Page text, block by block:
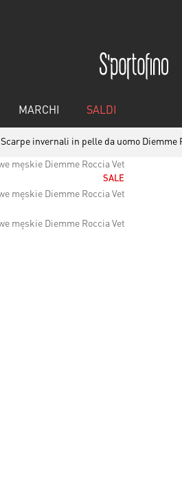
MARCHI SALDI
Scarpe invernali in pelle da uomo Diemme
SALE